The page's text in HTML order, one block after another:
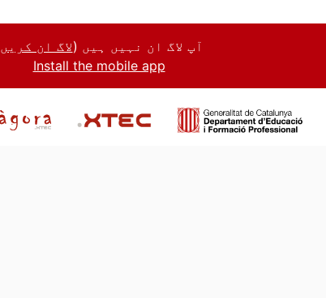
آپ لاگ ان نہیں ہیں (لاگ ان کریں
Install the mobile app